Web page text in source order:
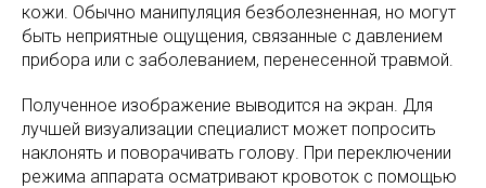
кожи. Обычно манипуляция безболезненная, но могут
быть неприятные ощущения, связанные с давлением
прибора или с заболеванием, перенесенной травмой.
Полученное изображение выводится на экран. Для
лучшей визуализации специалист может попросить
наклонять и поворачивать голову. При переключении
режима аппарата осматривают кровоток с помощью